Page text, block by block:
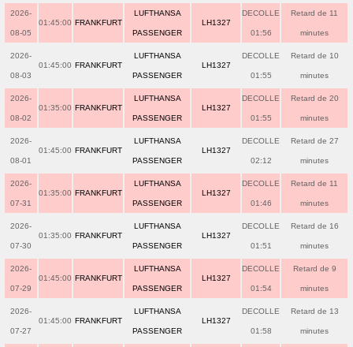
2026-
08-05
01:45:00 FRANKFURT
LUFTHANSA
PASSENGER
LH1327
DECOLLE
01:56
Retard de 11
minutes
2026-
08-03
01:45:00 FRANKFURT
LUFTHANSA
PASSENGER
LH1327
DECOLLE
01:55
Retard de 10
minutes
2026-
08-02
01:35:00 FRANKFURT
LUFTHANSA
PASSENGER
LH1327
DECOLLE
01:55
Retard de 20
minutes
2026-
08-01
01:45:00 FRANKFURT
LUFTHANSA
PASSENGER
LH1327
DECOLLE
02:12
Retard de 27
minutes
2026-
07-31
01:35:00 FRANKFURT
LUFTHANSA
PASSENGER
LH1327
DECOLLE
01:46
Retard de 11
minutes
2026-
07-30
01:35:00 FRANKFURT
LUFTHANSA
PASSENGER
LH1327
DECOLLE
01:51
Retard de 16
minutes
2026-
07-29
01:45:00 FRANKFURT
LUFTHANSA
PASSENGER
LH1327
DECOLLE
01:54
Retard de 9
minutes
2026-
07-27
01:45:00 FRANKFURT
LUFTHANSA
PASSENGER
LH1327
DECOLLE
01:58
Retard de 13
minutes